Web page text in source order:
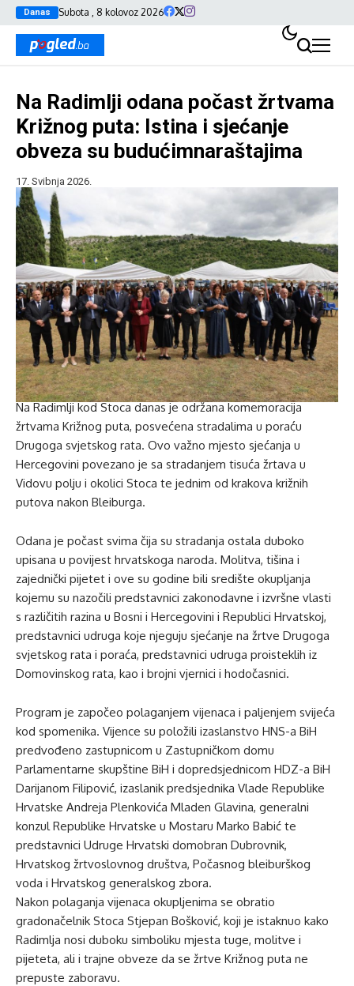
Danas Subota , 8 kolovoz 2026
Na Radimlji odana počast žrtvama
Križnog puta: Istina i sjećanje
obveza su budućimnaraštajima
17. Svibnja 2026.
Na Radimlji kod Stoca danas je održana komemoracija
žrtvama Križnog puta, posvećena stradalima u poraću
Drugoga svjetskog rata. Ovo važno mjesto sjećanja u
Hercegovini povezano je sa stradanjem tisuća žrtava u
Vidovu polju i okolici Stoca te jednim od krakova križnih
putova nakon Bleiburga.
Odana je počast svima čija su stradanja ostala duboko
upisana u povijest hrvatskoga naroda. Molitva, tišina i
zajednički pijetet i ove su godine bili središte okupljanja
kojemu su nazočili predstavnici zakonodavne i izvršne vlasti
s različitih razina u Bosni i Hercegovini i Republici Hrvatskoj,
predstavnici udruga koje njeguju sjećanje na žrtve Drugoga
svjetskog rata i poraća, predstavnici udruga proisteklih iz
Domovinskog rata, kao i brojni vjernici i hodočasnici.
Program je započeo polaganjem vijenaca i paljenjem svijeća
kod spomenika. Vijence su položili izaslanstvo HNS-a BiH
predvođeno zastupnicom u Zastupničkom domu
Parlamentarne skupštine BiH i dopredsjednicom HDZ-a BiH
Darijanom Filipović, izaslanik predsjednika Vlade Republike
Hrvatske Andreja Plenkovića Mladen Glavina, generalni
konzul Republike Hrvatske u Mostaru Marko Babić te
predstavnici Udruge Hrvatski domobran Dubrovnik,
Hrvatskog žrtvoslovnog društva, Počasnog bleiburškog
voda i Hrvatskog generalskog zbora.
Nakon polaganja vijenaca okupljenima se obratio
gradonačelnik Stoca Stjepan Bošković, koji je istaknuo kako
Radimlja nosi duboku simboliku mjesta tuge, molitve i
pijeteta, ali i trajne obveze da se žrtve Križnog puta ne
prepuste zaboravu.